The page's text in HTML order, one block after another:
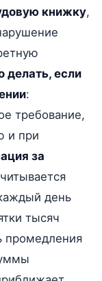
книжку,
делать, если
:
требование,
и при
за
день
тысяч